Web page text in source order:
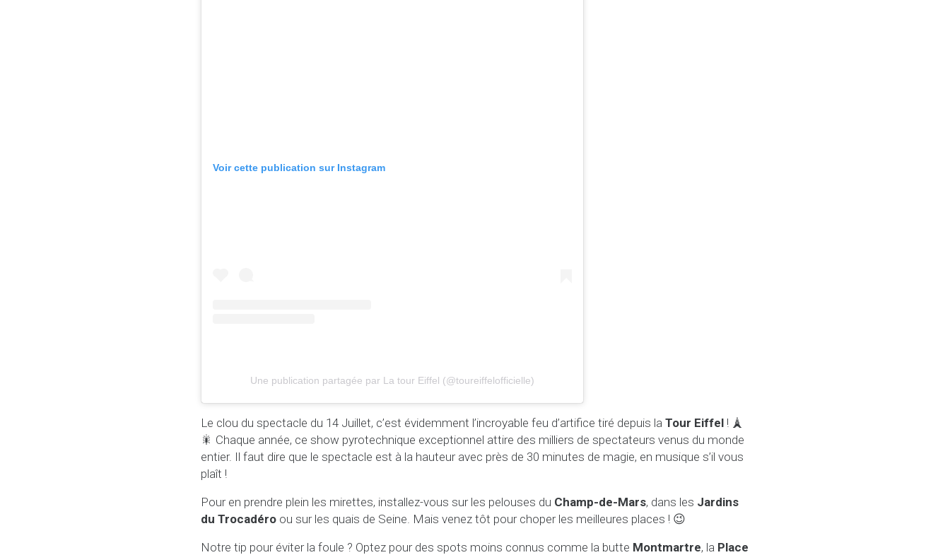
Voir cette publication sur Instagram
Une publication partagée par La tour Eiffel (@toureiffelofficielle)
Le clou du spectacle du 14 Juillet, c’est évidemment l’incroyable feu d’artifice tiré depuis la Tour Eiffel ! 🗼
🎇 Chaque année, ce show pyrotechnique exceptionnel attire des milliers de spectateurs venus du monde
entier. Il faut dire que le spectacle est à la hauteur avec près de 30 minutes de magie, en musique s’il vous
plaît !
Pour en prendre plein les mirettes, installez-vous sur les pelouses du Champ-de-Mars, dans les Jardins
du Trocadéro ou sur les quais de Seine. Mais venez tôt pour choper les meilleures places ! 😉
Notre tip pour éviter la foule ? Optez pour des spots moins connus comme la butte Montmartre, la Place